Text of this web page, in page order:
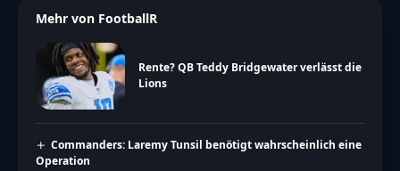
Mehr von FootballR
Rente? QB Teddy Bridgewater verlässt die
Lions
Commanders: Laremy Tunsil benötigt wahrscheinlich eine
Operation